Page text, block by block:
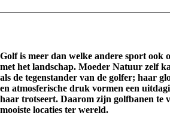
Golf is meer dan welke andere sport ook
met het landschap. Moeder Natuur zelf
als de tegenstander van de golfer; haar
en atmosferische druk vormen een
haar trotseert. Daarom zijn golfbanen te
mooiste locaties ter wereld.